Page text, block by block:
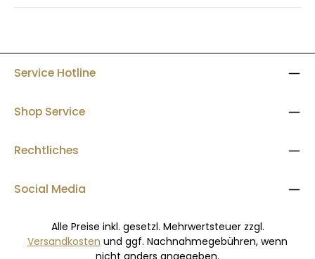
Service Hotline
Shop Service
Rechtliches
Social Media
Alle Preise inkl. gesetzl. Mehrwertsteuer zzgl.
Versandkosten und ggf. Nachnahmegebühren, wenn
nicht anders angegeben.